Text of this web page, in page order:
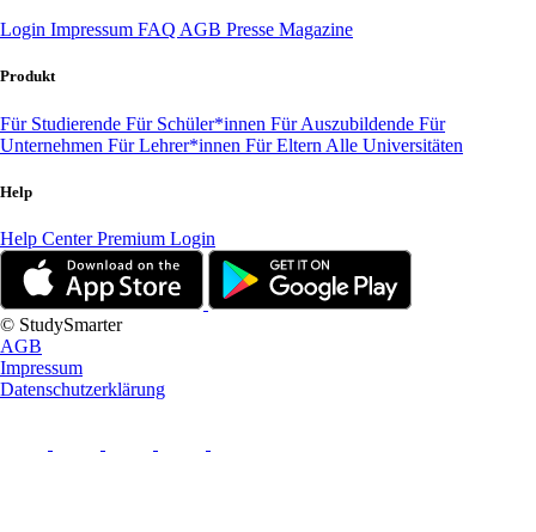
Login Impressum FAQ AGB Presse Magazine
Produkt
Für Studierende Für Schüler*innen Für Auszubildende Für
Unternehmen Für Lehrer*innen Für Eltern Alle Universitäten
Help
Help CenterPremium Login
© StudySmarter
AGB
Impressum
Datenschutzerklärung